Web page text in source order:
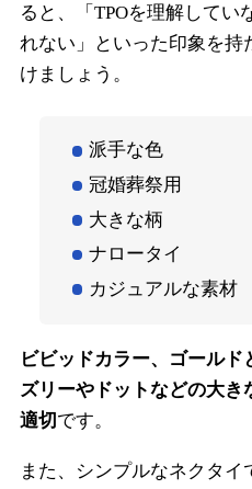
ると、「TPOを理解してい
れない」といった印象を持
けましょう。
派手な色
冠婚葬祭用
大きな柄
ナロータイ
カジュアルな素材
ビビッドカラー、ゴール
ズリーやドットなどの大
適切 です。
また、シンプルなネクタイ